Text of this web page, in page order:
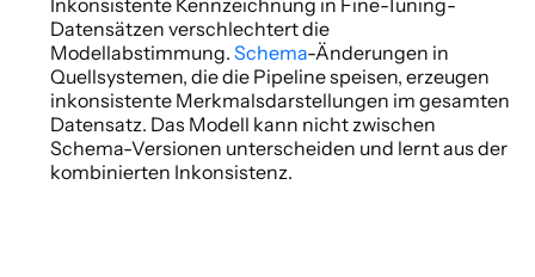
Inkonsistente Kennzeichnung in Fine-Tuning-
Datensätzen verschlechtert die
Modellabstimmung. Schema-Änderungen in
Quellsystemen, die die Pipeline speisen, erzeugen
inkonsistente Merkmalsdarstellungen im gesamten
Datensatz. Das Modell kann nicht zwischen
Schema-Versionen unterscheiden und lernt aus der
kombinierten Inkonsistenz.